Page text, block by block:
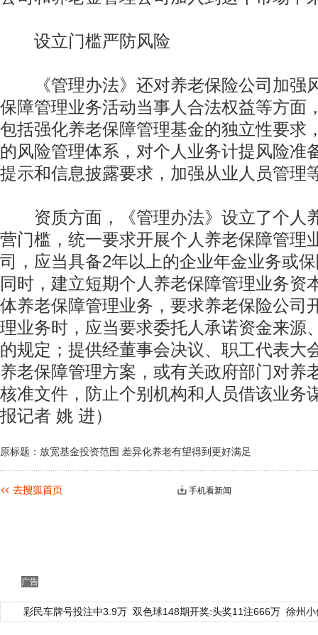
设立门槛严防风险
《管理办法》还对养老保险公司加强
保障管理业务活动当事人合法权益等方面
包括强化养老保障管理基金的独立性要求
的风险管理体系，对个人业务计提风险准
提示和信息披露要求，加强从业人员管理
资质方面，《管理办法》设立了个人
营门槛，统一要求开展个人养老保障管理
司，应当具备2年以上的企业年金业务或
同时，建立短期个人养老保障管理业务资
体养老保障管理业务，要求养老保险公司
理业务时，应当要求委托人承诺资金来源
的规定；提供经董事会决议、职工代表大
养老保障管理方案，或有关政府部门对养
核准文件，防止个别机构和人员借该业务
报记者 姚 进）
原标题：放宽基金投资范围 差异化养老有望得到更好满足
手机看新闻
广告
彩民车牌号投注中3.9万 双色球148期开奖:头奖11注666万 徐州